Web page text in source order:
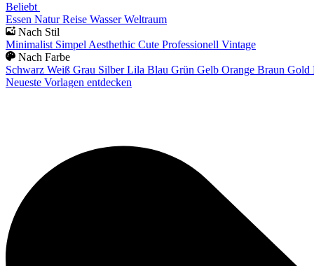
Beliebt
Essen Natur Reise Wasser Weltraum
Nach Stil
Minimalist Simpel Aesthethic Cute Professionell Vintage
Nach Farbe
Schwarz Weiß Grau Silber Lila Blau Grün Gelb Orange Braun Gold
Neueste Vorlagen entdecken